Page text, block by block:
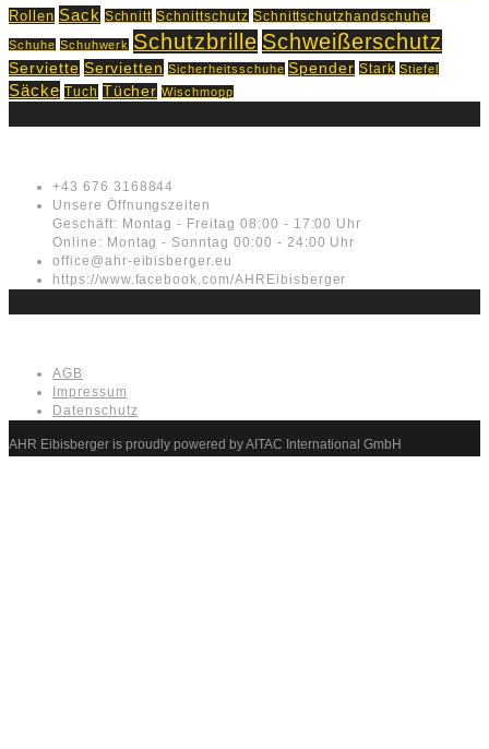
Rollen Sack Schnitt Schnittschutz Schnittschutzhandschuhe
Schuhe Schuhwerk Schutzbrille Schweißerschutz
Serviette Servietten Sicherheitsschuhe Spender Stark Stiefel
Säcke Tuch Tücher Wischmopp
+43 676 3168844
Unsere Öffnungszeiten
Geschäft: Montag - Freitag 08:00 - 17:00 Uhr
Online: Montag - Sonntag 00:00 - 24:00 Uhr
office@ahr-eibisberger.eu
https://www.facebook.com/AHREibisberger
AGB
Impressum
Datenschutz
AHR Eibisberger is proudly powered by AITAC International GmbH